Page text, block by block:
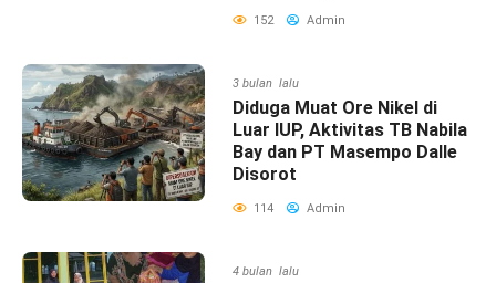
152 Admin
3 bulan lalu
Diduga Muat Ore Nikel di
Luar IUP, Aktivitas TB Nabila
Bay dan PT Masempo Dalle
Disorot
114 Admin
4 bulan lalu